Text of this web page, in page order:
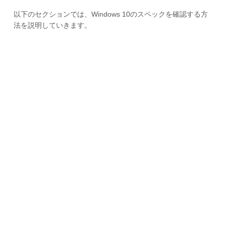
以下のセクションでは、Windows 10のスペックを確認する方
法を説明していきます。